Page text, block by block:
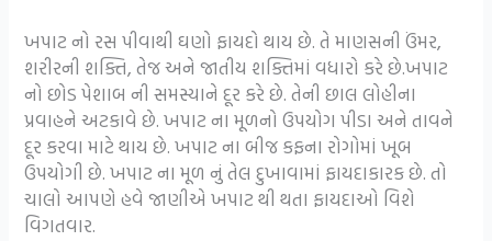
ખપાટ નો રસ પીવાથી ઘણો ફાયદો થાય છે. તે માણસની ઉંમર,
શરીરની શક્તિ, તેજ અને જાતીય શક્તિમાં વધારો કરે છે.ખપાટ
નો છોડ પેશાબ ની સમસ્યાને દૂર કરે છે. તેની છાલ લોહીના
પ્રવાહને અટકાવે છે. ખપાટ ના મૂળનો ઉપયોગ પીડા અને તાવને
દૂર કરવા માટે થાય છે. ખપાટ ના બીજ કફના રોગોમાં ખૂબ
ઉપયોગી છે. ખપાટ ના મૂળ નું તેલ દુખાવામાં ફાયદાકારક છે. તો
ચાલો આપણે હવે જાણીએ ખપાટ થી થતા ફાયદાઓ વિશે
વિગતવાર.